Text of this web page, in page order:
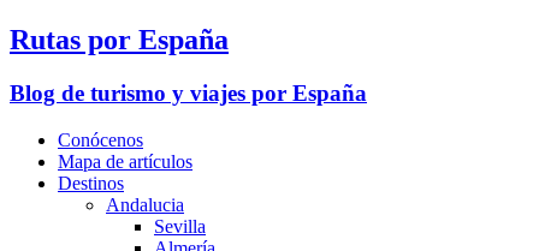
Rutas por España
Blog de turismo y viajes por España
Conócenos
Mapa de artículos
Destinos
Andalucia
Sevilla